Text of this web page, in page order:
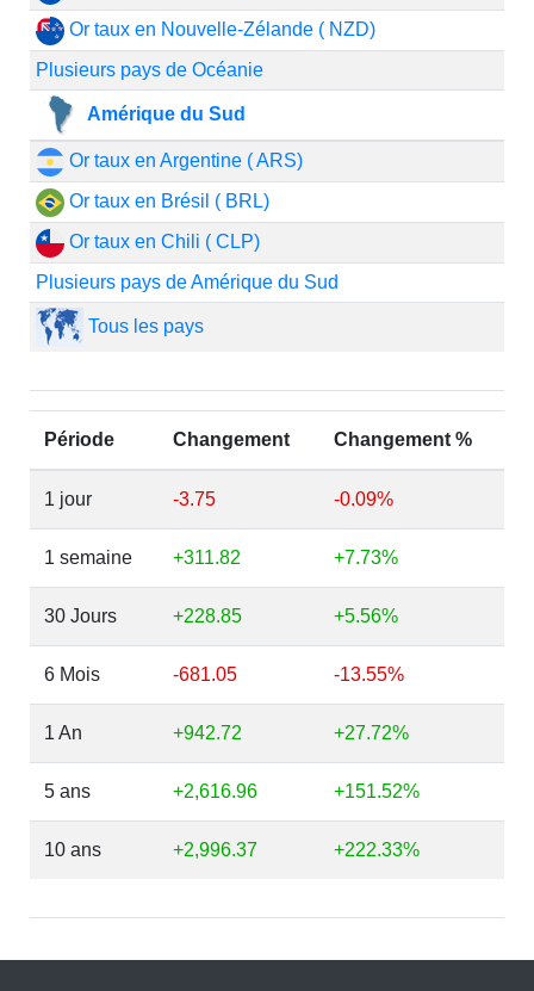
Or taux en Nouvelle-Zélande ( NZD)
Plusieurs pays de Océanie
Amérique du Sud
Or taux en Argentine ( ARS)
Or taux en Brésil ( BRL)
Or taux en Chili ( CLP)
Plusieurs pays de Amérique du Sud
Tous les pays
Période Changement Changement %
1 jour -3.75 -0.09%
1 semaine +311.82 +7.73%
30 Jours +228.85 +5.56%
6 Mois -681.05 -13.55%
1 An +942.72 +27.72%
5 ans +2,616.96 +151.52%
10 ans +2,996.37 +222.33%